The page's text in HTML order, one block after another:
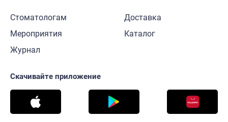
Стоматологам
Мероприятия
Журнал
Доставка
Каталог
Скачивайте приложение